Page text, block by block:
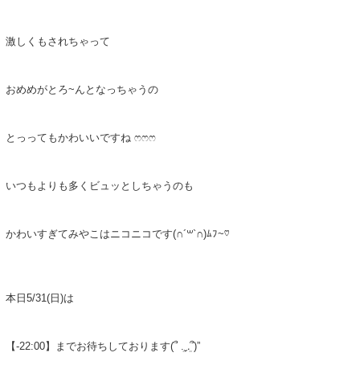
激しくもされちゃって
おめめがとろ~んとなっちゃうの
とっってもかわいいですね ෆ‪ෆ‪ෆ‪
いつもよりも多くビュッとしちゃうのも
かわいすぎてみやこはニコニコです︎(∩´꒳`∩)ﾑﾌ~♡
本日5/31(日)は
【-22:00】までお待ちしております(՞ ܸ.‪ˬ.ܸ՞)”